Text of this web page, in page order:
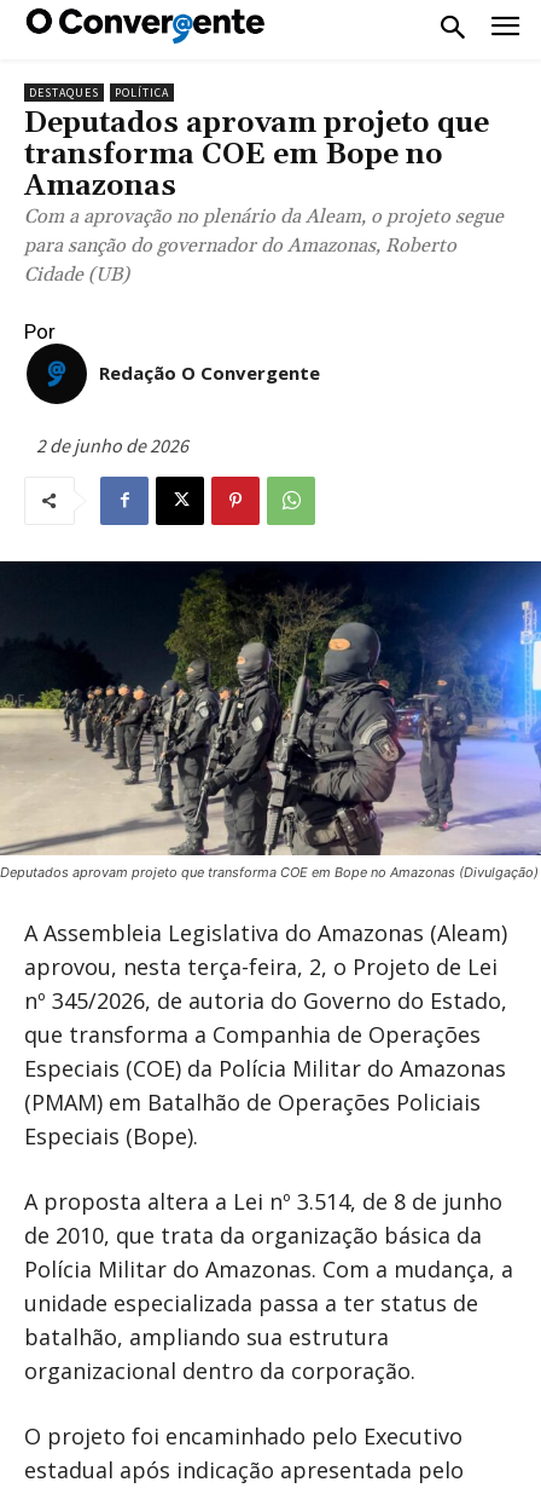
DESTAQUES POLÍTICA
Deputados aprovam projeto que
transforma COE em Bope no
Amazonas
Com a aprovação no plenário da Aleam, o projeto segue
para sanção do governador do Amazonas, Roberto
Cidade (UB)
Por
Redação O Convergente
2 de junho de 2026
Deputados aprovam projeto que transforma COE em Bope no Amazonas (Divulgação)
A Assembleia Legislativa do Amazonas (Aleam)
aprovou, nesta terça-feira, 2, o Projeto de Lei
nº 345/2026, de autoria do Governo do Estado,
que transforma a Companhia de Operações
Especiais (COE) da Polícia Militar do Amazonas
(PMAM) em Batalhão de Operações Policiais
Especiais (Bope).
A proposta altera a Lei nº 3.514, de 8 de junho
de 2010, que trata da organização básica da
Polícia Militar do Amazonas. Com a mudança, a
unidade especializada passa a ter status de
batalhão, ampliando sua estrutura
organizacional dentro da corporação.
O projeto foi encaminhado pelo Executivo
estadual após indicação apresentada pelo